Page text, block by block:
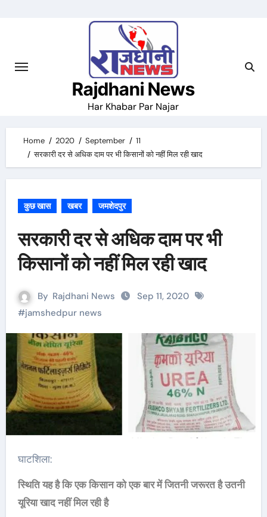
Rajdhani News
Har Khabar Par Najar
Home 2020 September
11
सरकारी दर से अधिक दाम पर भी किसानों को नहीं मिल रही खाद
कुछ खास खबर जमशेदपुर
सरकारी दर से अधिक दाम पर भी
किसानों को नहीं मिल रही खाद
By Rajdhani News
Sep 11, 2020
#jamshedpur news
घाटशिला:
स्थिति यह है कि एक किसान को एक बार में जितनी जरूरत है उतनी
यूरिया खाद नहीं मिल रही है